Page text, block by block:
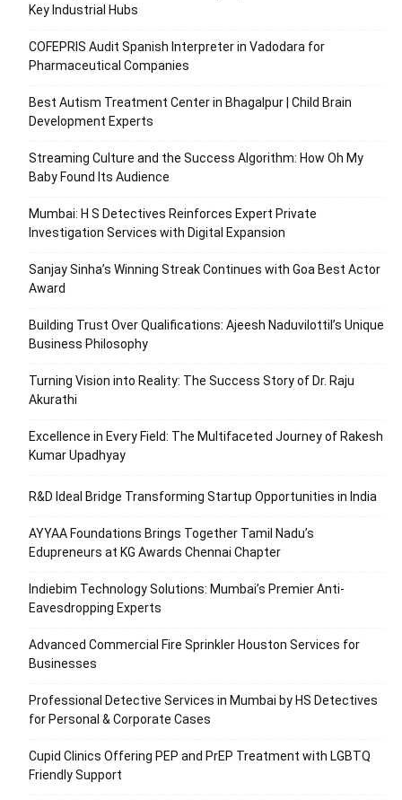
Key Industrial Hubs
COFEPRIS Audit Spanish Interpreter in Vadodara for
Pharmaceutical Companies
Best Autism Treatment Center in Bhagalpur | Child Brain
Development Experts
Streaming Culture and the Success Algorithm: How Oh My
Baby Found Its Audience
Mumbai: H S Detectives Reinforces Expert Private
Investigation Services with Digital Expansion
Sanjay Sinha’s Winning Streak Continues with Goa Best Actor
Award
Building Trust Over Qualifications: Ajeesh Naduvilottil’s Unique
Business Philosophy
Turning Vision into Reality: The Success Story of Dr. Raju
Akurathi
Excellence in Every Field: The Multifaceted Journey of Rakesh
Kumar Upadhyay
R&D Ideal Bridge Transforming Startup Opportunities in India
AYYAA Foundations Brings Together Tamil Nadu’s
Edupreneurs at KG Awards Chennai Chapter
Indiebim Technology Solutions: Mumbai’s Premier Anti-
Eavesdropping Experts
Advanced Commercial Fire Sprinkler Houston Services for
Businesses
Professional Detective Services in Mumbai by HS Detectives
for Personal & Corporate Cases
Cupid Clinics Offering PEP and PrEP Treatment with LGBTQ
Friendly Support